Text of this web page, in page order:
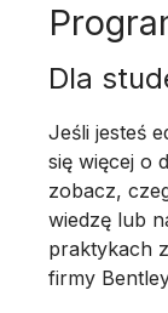
Dla
Jeśli jesteś
się więcej o
zobacz,
wiedzę lub
praktykach
firmy